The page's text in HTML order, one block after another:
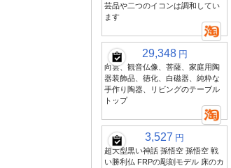
芸品や二つのイコンは調和してい
ます
29,348 円
向雲、観音仏像、菩薩、家庭用陶
器装飾品、徳化、白磁器、純粋な
手作り陶器、リビングのテーブル
トップ
3,527 円
超大型黒い神話 孫悟空 孫悟空 戦
い勝利仏 FRPの彫刻モデル 床のカ